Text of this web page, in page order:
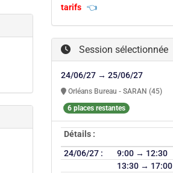
tarifs 👈
Session sélectionnée
24/06/27 → 25/06/27
Orléans Bureau - SARAN (45)
6 places restantes
Détails :
24/06/27 :
9:00 → 12:30
13:30 → 17:00